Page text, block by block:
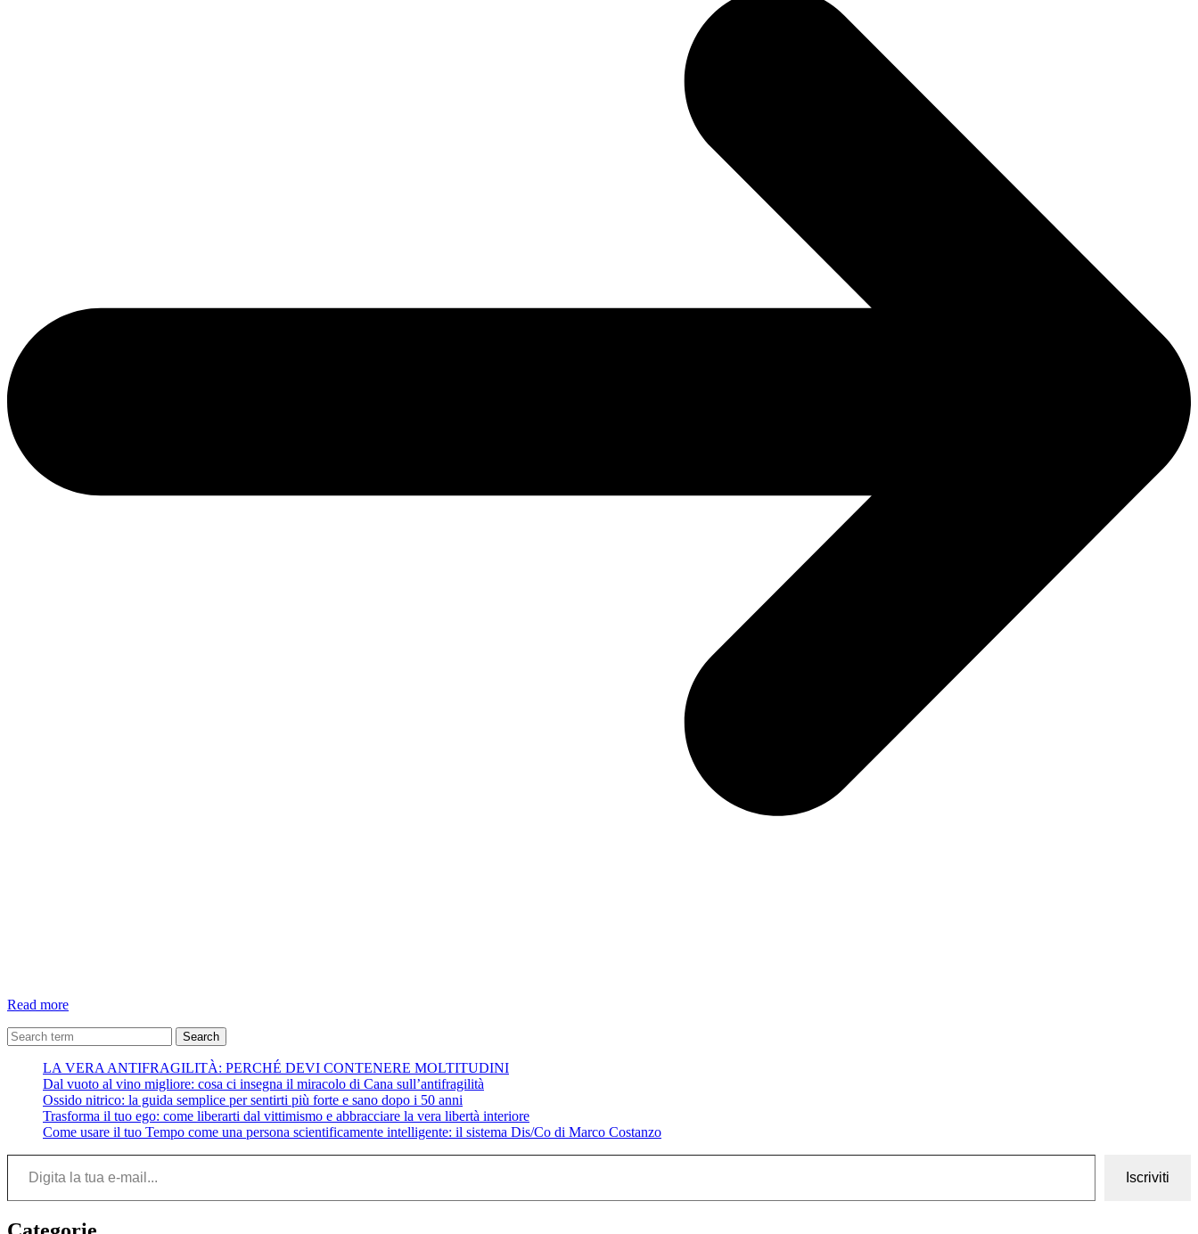
Read moreProfezia-
Paolo
Search
LA VERA ANTIFRAGILITÀ: PERCHÉ DEVI CONTENERE MOLTITUDINI
Dal vuoto al vino migliore: cosa ci insegna il miracolo di Cana sull’antifragilità
Ossido nitrico: la guida semplice per sentirti più forte e sano dopo i 50 anni
Trasforma il tuo ego: come liberarti dal vittimismo e abbracciare la vera libertà interiore
Come usare il tuo Tempo come una persona scientificamente intelligente: il sistema Dis/Co di Marco Costanzo
Digita la tua e-mail...
Iscriviti